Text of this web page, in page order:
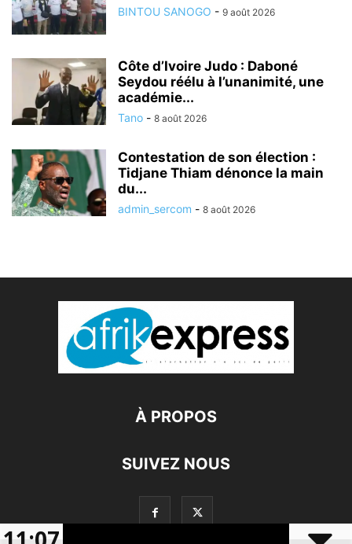
BINTOU SANOGO - 9 août 2026
Côte d’Ivoire Judo : Daboné
Seydou réélu à l’unanimité, une
académie...
Tano - 8 août 2026
Contestation de son élection :
Tidjane Thiam dénonce la main
du...
admin_sercom - 8 août 2026
À PROPOS
SUIVEZ NOUS